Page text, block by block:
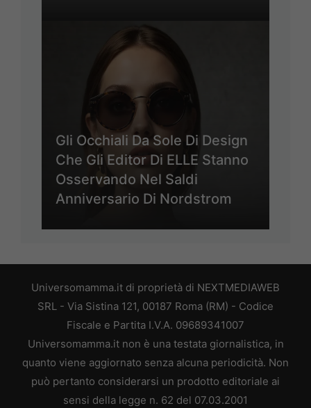
Gli Occhiali Da Sole Di Design
Che Gli Editor Di ELLE Stanno
Osservando Nel Saldi
Anniversario Di Nordstrom
Universomamma.it di proprietà di NEXTMEDIAWEB
SRL - Via Sistina 121, 00187 Roma (RM) - Codice
Fiscale e Partita I.V.A. 09689341007
Universomamma.it non è una testata giornalistica, in
quanto viene aggiornato senza alcuna periodicità. Non
può pertanto considerarsi un prodotto editoriale ai
sensi della legge n. 62 del 07.03.2001